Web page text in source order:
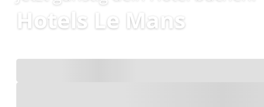
Hotels Le Mans